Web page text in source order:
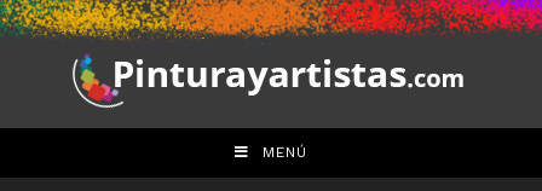
Saltar
al
contenido
MENÚ